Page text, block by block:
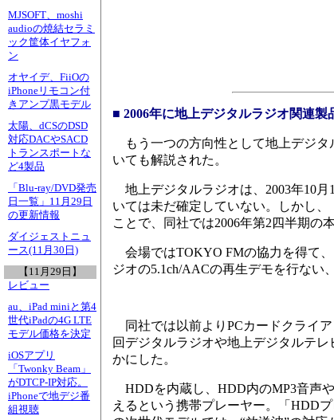
MJSOFT、moshi
audioの焼結セラミ
ック筐体イヤフォ
ン
オヤイデ、FiiOの
iPhoneリモコン付
きアンプ黒モデル
太陽、dCSのDSD
対応DACやSACD
トランスポートな
ど4製品
「Blu-ray/DVD発売
日一覧」11月29日
の更新情報
ダイジェストニュ
ース(11月30日)
【11月29日】
レビュー
au、iPad miniと第4
世代iPadの4G LTE
モデル価格を決定
iOSアプリ
「Twonky Beam」
がDTCP-IP対応。
iPhoneで地デジ番
組視聴
■ 2006年に地上デジタルラジオ関連製
もう一つの方向性として地上デジタ
いても解説された。
地上デジタルラジオは、2003年10
いては未だ確定していない。しかし
ことで、同社では2006年第2四半期の
会場ではTOKYO FMの協力を得て、
ジオの5.1ch/AACの再生デモを行ない
同社では以前よりPCカードクライ
回デジタルラジオや地上デジタルテ
かにした。
HDDを内蔵し、HDD内のMP3音声
えるという携帯プレーヤー。「HDD